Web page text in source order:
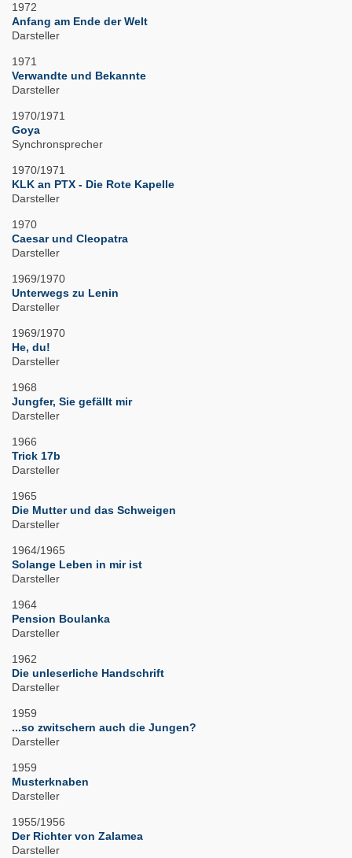
1972
Anfang am Ende der Welt
Darsteller
1971
Verwandte und Bekannte
Darsteller
1970/1971
Goya
Synchronsprecher
1970/1971
KLK an PTX - Die Rote Kapelle
Darsteller
1970
Caesar und Cleopatra
Darsteller
1969/1970
Unterwegs zu Lenin
Darsteller
1969/1970
He, du!
Darsteller
1968
Jungfer, Sie gefällt mir
Darsteller
1966
Trick 17b
Darsteller
1965
Die Mutter und das Schweigen
Darsteller
1964/1965
Solange Leben in mir ist
Darsteller
1964
Pension Boulanka
Darsteller
1962
Die unleserliche Handschrift
Darsteller
1959
...so zwitschern auch die Jungen?
Darsteller
1959
Musterknaben
Darsteller
1955/1956
Der Richter von Zalamea
Darsteller